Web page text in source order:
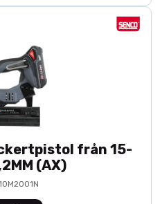
från 15-
(AX)